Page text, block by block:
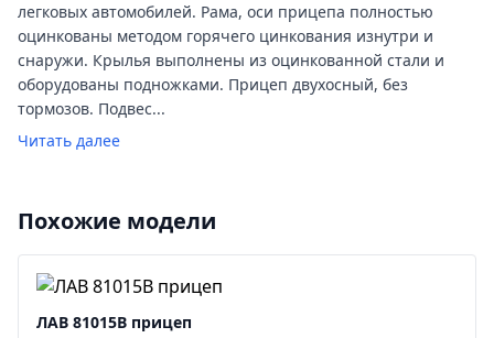
легковых автомобилей. Рама, оси прицепа полностью
оцинкованы методом горячего цинкования изнутри и
снаружи. Крылья выполнены из оцинкованной стали и
оборудованы подножками. Прицеп двухосный, без
тормозов. Подвес...
Читать далее
Похожие модели
ЛАВ 81015B прицеп